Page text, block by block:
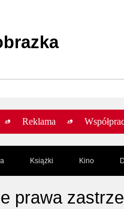
Reklama
Książki Kino
prawa